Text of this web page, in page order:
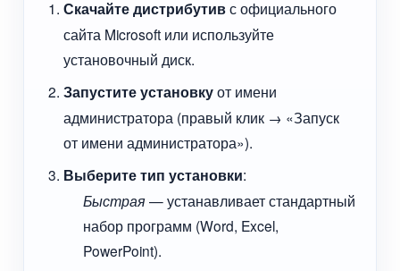
Скачайте дистрибутивс официального
сайта Microsoft или используйте
установочный диск.
Запустите установкуот имени
администратора (правый клик → «Запуск
от имени администратора»).
Выберите тип установки:
Быстрая— устанавливает стандартный
набор программ (Word, Excel,
PowerPoint).